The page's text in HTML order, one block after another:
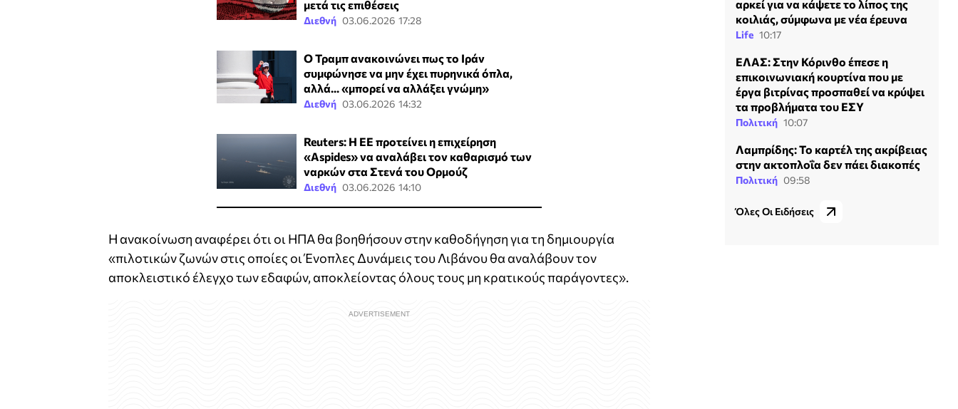
μετά τις επιθέσεις
Διεθνή 03.06.2026 17:28
Ο Τραμπ ανακοινώνει πως το Ιράν
συμφώνησε να μην έχει πυρηνικά όπλα,
αλλά... «μπορεί να αλλάξει γνώμη»
Διεθνή 03.06.2026 14:32
Reuters: Η ΕΕ προτείνει η επιχείρηση
«Aspides» να αναλάβει τον καθαρισμό των
ναρκών στα Στενά του Ορμούζ
Διεθνή 03.06.2026 14:10
Η ανακοίνωση αναφέρει ότι οι ΗΠΑ θα βοηθήσουν στην καθοδήγηση για τη δημιουργία
«πιλοτικών ζωνών στις οποίες οι Ένοπλες Δυνάμεις του Λιβάνου θα αναλάβουν τον
αποκλειστικό έλεγχο των εδαφών, αποκλείοντας όλους τους μη κρατικούς παράγοντες».
αρκεί για να κάψετε το λίπος της
κοιλιάς, σύμφωνα με νέα έρευνα
Life 10:17
ΕΛΑΣ: Στην Κόρινθο έπεσε η
επικοινωνιακή κουρτίνα που με
έργα βιτρίνας προσπαθεί να κρύψει
τα προβλήματα του ΕΣΥ
Πολιτική 10:07
Λαμπρίδης: Το καρτέλ της ακρίβειας
στην ακτοπλοΐα δεν πάει διακοπές
Πολιτική 09:58
Όλες Οι Ειδήσεις